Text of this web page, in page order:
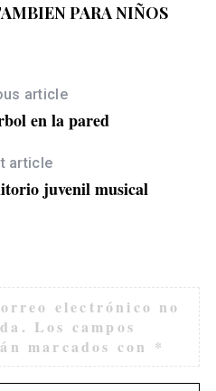
PARA NIÑOS
article
en la pared
article
juvenil musical
electrónico no
Los campos
marcados con *